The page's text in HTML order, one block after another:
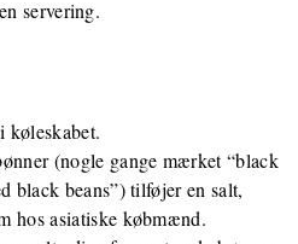
servering.
køleskabet.
(nogle gange mærket “black
black beans”) tilføjer en salt,
hos asiatiske købmænd.